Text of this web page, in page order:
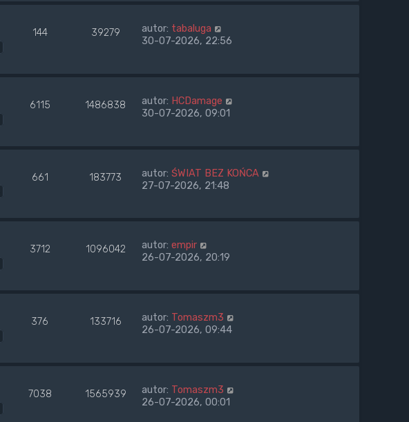
144 39279 autor: tabaluga
30-07-2026, 22:56
6115 1486838 autor: HCDamage
30-07-2026, 09:01
661 183773 autor: ŚWIAT BEZ KOŃCA
27-07-2026, 21:48
3712 1096042 autor: empir
26-07-2026, 20:19
376 133716 autor: Tomaszm3
26-07-2026, 09:44
7038 1565939 autor: Tomaszm3
26-07-2026, 00:01